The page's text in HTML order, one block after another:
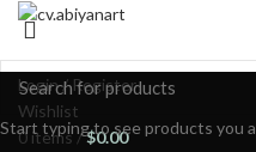
Login / Register
Wishlist
0 items/$0.00
Start typing to see products you